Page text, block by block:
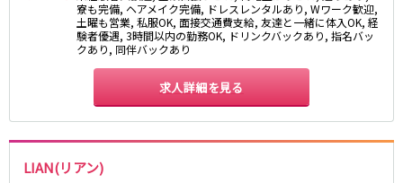
寮も完備, ヘアメイク完備, ドレスレンタルあり, Wワーク歓迎,
土曜も営業, 私服OK, 面接交通費支給, 友達と一緒に体入OK, 経
験者優遇, 3時間以内の勤務OK, ドリンクバックあり, 指名バッ
クあり, 同伴バックあり
求人詳細を見る
LIAN(リアン)
群馬県
前橋・伊勢崎
太田
渋川
0 選択した内容で設定
川崎駅
赤羽駅
横浜駅
蒲田駅
秋葉原駅
神田駅
御徒町駅
南浦和駅
浦和駅
大船駅
品川駅